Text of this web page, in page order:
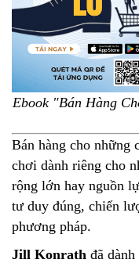
Ebook "Bán Hàng
Bán hàng cho những
chơi dành riêng cho
rộng lớn hay nguồn
tư duy đúng, chiến
phương pháp.
Jill Konrath đã